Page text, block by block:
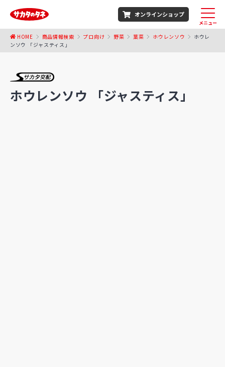
オンラインショップ
メニュー
HOME 商品情報検索 プロ向け 野菜 葉菜 ホウレンソウ
ホウレ
ンソウ 「ジャスティス」
ホウレンソウ 「ジャスティス」